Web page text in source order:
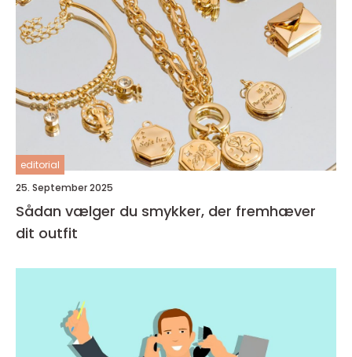
editorial
25. September 2025
Sådan vælger du smykker, der fremhæver
dit outfit